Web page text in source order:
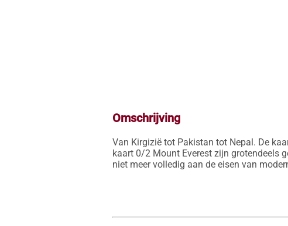
Omschrijving
Van Kirgizië tot Pakistan tot Nepal. De
kaart 0/2 Mount Everest zijn grotendeels
niet meer volledig aan de eisen van